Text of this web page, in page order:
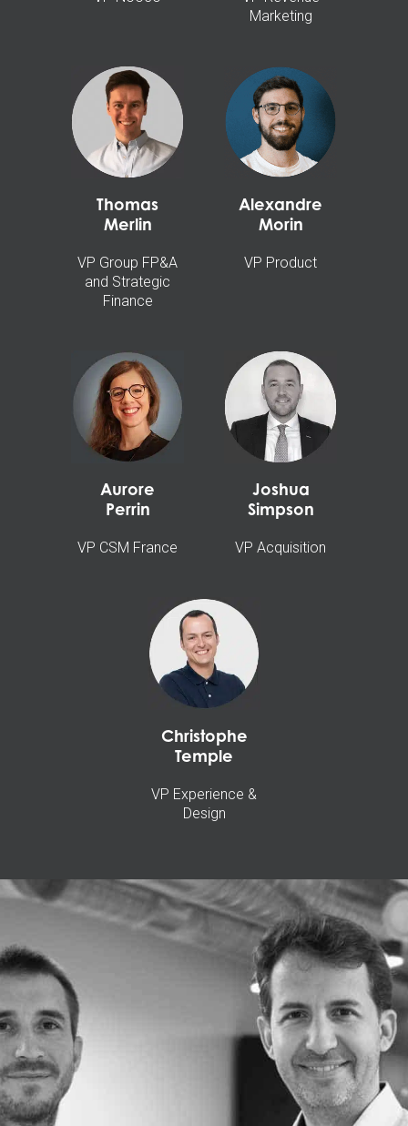
Marketing
Thomas
Merlin
VP Group FP&A
and Strategic
Finance
Alexandre
Morin
VP Product
Aurore
Perrin
VP CSM France
Joshua
Simpson
VP Acquisition
Christophe
Temple
VP Experience &
Design